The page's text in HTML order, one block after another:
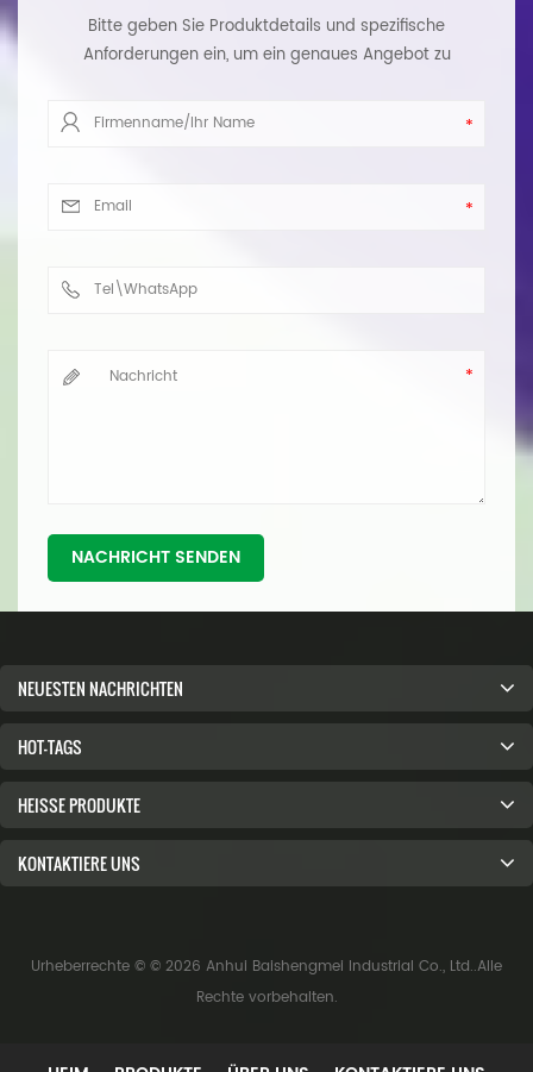
Bitte geben Sie Produktdetails und spezifische
Anforderungen ein, um ein genaues Angebot zu
NACHRICHT SENDEN
NEUESTEN NACHRICHTEN
HOT-TAGS
HEISSE PRODUKTE
KONTAKTIERE UNS
Urheberrechte © © 2026 Anhui Baishengmei Industrial Co., Ltd..Alle
Rechte vorbehalten.